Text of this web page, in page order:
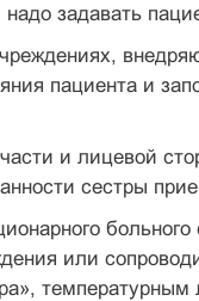
задавать
пациента и
и лицевой
сестры
или
температурным